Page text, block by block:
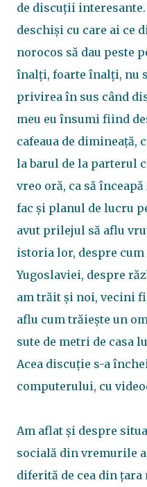
de discuții
deschiși cu care ai ce
norocos să dau peste
înalți, foarte înalți, nu
privirea în sus când
meu eu însumi fiind
cafeaua de dimineață,
la barul de la parterul
vreo oră, ca să
fac și planul de lucru
avut prilejul să aflu
istoria lor, despre cum
Yugoslaviei, despre
am trăit și noi, vecini
aflu cum trăiește un
sute de metri de casa
Acea discuție s-a
computerului, cu
Am aflat și despre
socială din vremurile
diferită de cea din